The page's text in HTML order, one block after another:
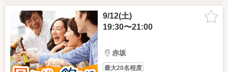
9/12(土)
19:30〜21:00
赤坂
最大20名程度